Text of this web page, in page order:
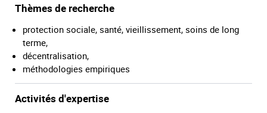
Thèmes de recherche
protection sociale, santé, vieillissement, soins de long
terme,
décentralisation,
méthodologies empiriques
Activités d'expertise